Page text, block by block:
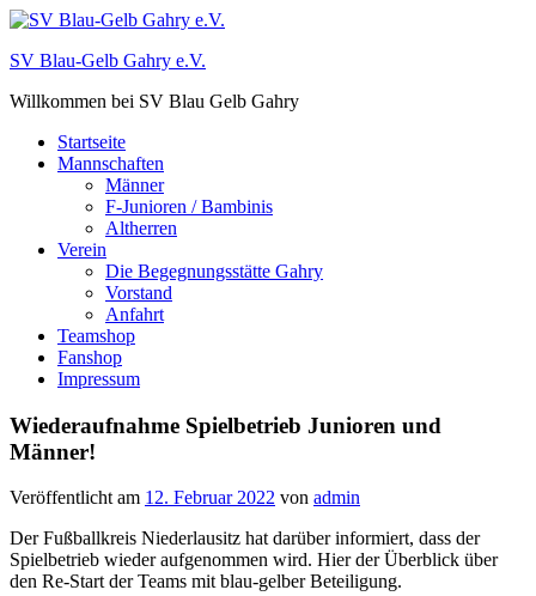
Zum
springen
SV Blau-Gelb Gahry e.V.
Willkommen bei SV Blau Gelb Gahry
Startseite
Mannschaften
Männer
F-Junioren / Bambinis
Altherren
Verein
Die Begegnungsstätte Gahry
Vorstand
Anfahrt
Teamshop
Fanshop
Impressum
Wiederaufnahme Spielbetrieb Junioren und
Männer!
Veröffentlicht am 12. Februar 2022 von admin
Der Fußballkreis Niederlausitz hat darüber informiert, dass der
Spielbetrieb wieder aufgenommen wird. Hier der Überblick über
den Re-Start der Teams mit blau-gelber Beteiligung.